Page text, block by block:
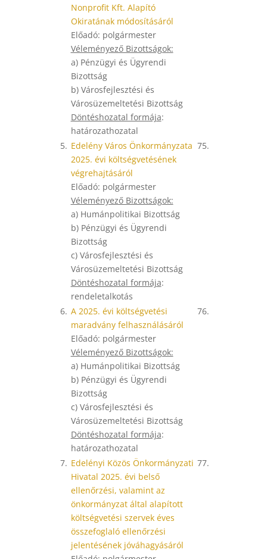
Nonprofit Kft. Alapító
Okiratának módosításáról
Előadó: polgármester
Véleményező Bizottságok:
a) Pénzügyi és Ügyrendi
Bizottság
b) Városfejlesztési és
Városüzemeltetési Bizottság
Döntéshozatal formája:
határozathozatal
5. Edelény Város Önkormányzata
2025. évi költségvetésének
végrehajtásáról
Előadó: polgármester
Véleményező Bizottságok:
a) Humánpolitikai Bizottság
b) Pénzügyi és Ügyrendi
Bizottság
c) Városfejlesztési és
Városüzemeltetési Bizottság
Döntéshozatal formája:
rendeletalkotás
75.
6. A 2025. évi költségvetési
maradvány felhasználásáról
Előadó: polgármester
Véleményező Bizottságok:
a) Humánpolitikai Bizottság
b) Pénzügyi és Ügyrendi
Bizottság
c) Városfejlesztési és
Városüzemeltetési Bizottság
Döntéshozatal formája:
határozathozatal
76.
7. Edelényi Közös Önkormányzati
Hivatal 2025. évi belső
ellenőrzési, valamint az
önkormányzat által alapított
költségvetési szervek éves
összefoglaló ellenőrzési
jelentésének jóváhagyásáról
77.